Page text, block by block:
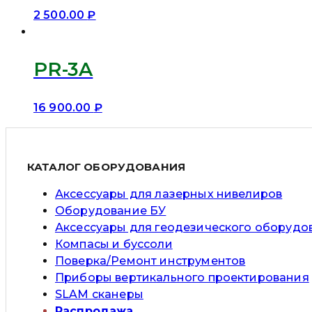
2 500.00₽
PR-3A
16 900.00 ₽
КАТАЛОГ ОБОРУДОВАНИЯ
Аксессуары для лазерных нивелиров
Оборудование БУ
Аксессуары для геодезического
Компасы и буссоли
Поверка/Ремонт инструментов
Приборы вертикального проектирования
SLAM сканеры